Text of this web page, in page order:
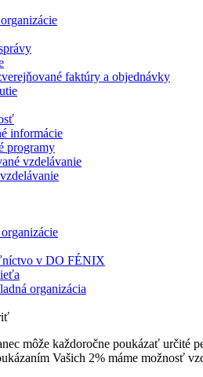
faktúry a objednávky
informácie
programy
vzdelávanie
v DO FÉNIX
organizácia
môže každoročne poukázať určité
Vašich 2% máme možnosť